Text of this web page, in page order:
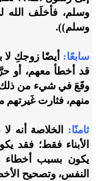
وسلم، فأخلَف الله
وسلم)).
سابعًا:
أيضًا زوجكِ
قد أخطأ معهم، أو
وقَعَ في شيء من ذلك،
منهم، فثارت غَيرتهم
ثامنًا:
الخلاصة أنه
الأبناء فقط؛ فقد
يكون بسبب أخطاء
النفس، وتصحيح